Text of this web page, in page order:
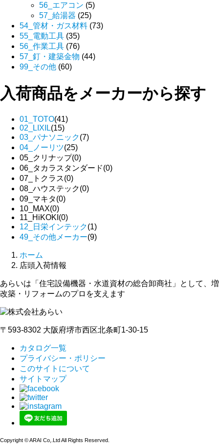
56_エアコン (5)
57_給湯器 (25)
54_管材・ガス材料 (73)
55_電動工具 (35)
56_作業工具 (76)
57_釘・建築金物 (44)
99_その他 (60)
入荷商品をメーカーから探す
01_TOTO(41)
02_LIXIL(15)
03_パナソニック(7)
04_ノーリツ(25)
05_クリナップ(0)
06_タカラスタンダード(0)
07_トクラス(0)
08_ハウステック(0)
09_マキタ(0)
10_MAX(0)
11_HiKOKI (0)
12_日栄インテック(1)
49_その他メーカー(9)
ホーム
店頭入荷情報
あらいは「住宅設備機器・水道資材の総合卸商社」として、増
改築・リフォームのプロを支えます
〒593-8302 大阪府堺市西区北条町1-30-15
カタログ一覧
プライバシー・ポリシー
このサイトについて
サイトマップ
Copyright © ARAI Co,.Ltd All Rights Reserved.